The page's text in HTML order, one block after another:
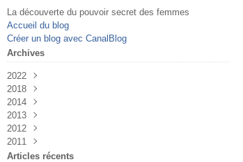
La découverte du pouvoir secret des femmes
Accueil du blog
Créer un blog avec CanalBlog
Archives
2022
Août
2018
Janvier
2014
Août
Juillet
Juin
Mai(3)
2013
Juillet
Juin
Mai(1)
2012
Décembre
Novembre(3)
2011
Décembre(2)
Articles récents